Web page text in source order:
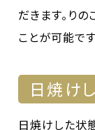
だきます。り
ことが可能です
日焼け
日焼けした状